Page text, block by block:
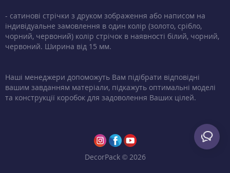
- сатинові стрічки з друком зображення або написом на
індивідуальне замовлення в один колір (золото, срібло,
чорний, червоний) колір стрічок в наявності білий, чорний,
червоний. Ширина від 15 мм.
Наші менеджери допоможуть Вам підібрати відповідні
вашим завданням матеріали, підкажуть оптимальні моделі
та конструкції коробок для задоволення Ваших цілей.
DecorPack © 2026